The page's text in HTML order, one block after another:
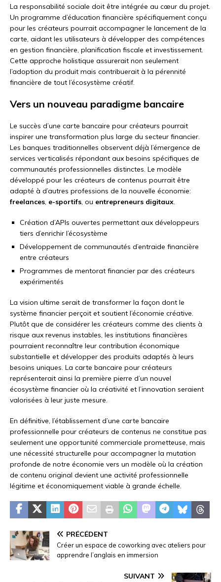
La responsabilité sociale doit être intégrée au cœur du projet.
Un programme d’éducation financière spécifiquement conçu
pour les créateurs pourrait accompagner le lancement de la
carte, aidant les utilisateurs à développer des compétences
en gestion financière, planification fiscale et investissement.
Cette approche holistique assurerait non seulement
l’adoption du produit mais contribuerait à la pérennité
financière de tout l’écosystème créatif.
Vers un nouveau paradigme bancaire
Le succès d’une carte bancaire pour créateurs pourrait
inspirer une transformation plus large du secteur financier.
Les banques traditionnelles observent déjà l’émergence de
services verticalisés répondant aux besoins spécifiques de
communautés professionnelles distinctes. Le modèle
développé pour les créateurs de contenus pourrait être
adapté à d’autres professions de la nouvelle économie:
freelances, e-sportifs, ou entrepreneurs digitaux.
Création d’APIs ouvertes permettant aux développeurs
tiers d’enrichir l’écosystème
Développement de communautés d’entraide financière
entre créateurs
Programmes de mentorat financier par des créateurs
expérimentés
La vision ultime serait de transformer la façon dont le
système financier perçoit et soutient l’économie créative.
Plutôt que de considérer les créateurs comme des clients à
risque aux revenus instables, les institutions financières
pourraient reconnaître leur contribution économique
substantielle et développer des produits adaptés à leurs
besoins uniques. La carte bancaire pour créateurs
représenterait ainsi la première pierre d’un nouvel
écosystème financier où la créativité et l’innovation seraient
valorisées à leur juste mesure.
En définitive, l’établissement d’une carte bancaire
professionnelle pour créateurs de contenus ne constitue pas
seulement une opportunité commerciale prometteuse, mais
une nécessité structurelle pour accompagner la mutation
profonde de notre économie vers un modèle où la création
de contenu original devient une activité professionnelle
légitime et économiquement viable à grande échelle.
PRÉCÉDENT
Créer un espace de coworking avec ateliers pour
apprendre l’anglais en immersion
SUIVANT